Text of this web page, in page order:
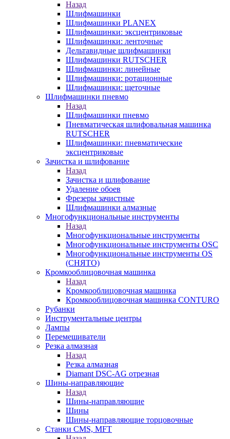
Назад
Шлифмашинки
Шлифмашинки PLANEX
Шлифмашинки: эксцентриковые
Шлифмашинки: ленточные
Дельтавидные шлифмашинки
Шлифмашинки RUTSCHER
Шлифмашинки: линейные
Шлифмашинки: ротационные
Шлифмашинки: щеточные
Шлифмашинки пневмо
Назад
Шлифмашинки пневмо
Пневматическая шлифовальная машинка
RUTSCHER
Шлифмашинки: пневматические
эксцентриковые
Зачистка и шлифование
Назад
Зачистка и шлифование
Удаление обоев
Фрезеры зачистные
Шлифмашинки алмазные
Многофункциональные инструменты
Назад
Многофункциональные инструменты
Многофункциональные инструменты OSC
Многофункциональные инструменты OS
(СНЯТО)
Кромкооблицовочная машинка
Назад
Кромкооблицовочная машинка
Кромкооблицовочная машинка CONTURO
Рубанки
Инструментальные центры
Лампы
Перемешиватели
Резка алмазная
Назад
Резка алмазная
Diamant DSC-AG отрезная
Шины-направляющие
Назад
Шины-направляющие
Шины
Шины-направляющие торцовочные
Станки CMS, MFT